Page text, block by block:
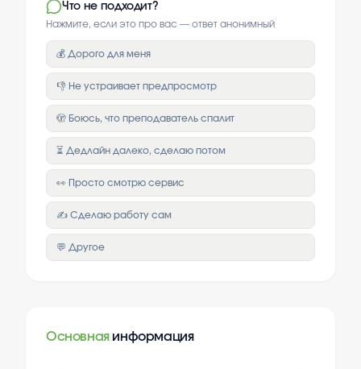
Что не подходит?
Нажмите, если это про вас — ответ анонимный
💰 Дорого для меня
👎 Не устраивает предпросмотр
🫣 Боюсь, что преподаватель спалит
⏳ Дедлайн далеко, сделаю потом
👀 Просто смотрю сервис
✍️ Сделаю работу сам
💬 Другое
Основная информация